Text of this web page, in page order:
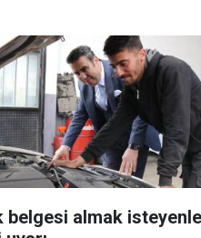
belgesi almak